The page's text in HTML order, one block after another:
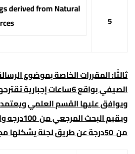
5
derived from Natural
ثالثًا: المقررات الخاصة بموضوع
الصيفي بواقع 6ساعات
ويوافق عليها القسم العلمي
ويقيم البحث
من 50درجة عن طريق لجنة يشكلها مجلس الكلية